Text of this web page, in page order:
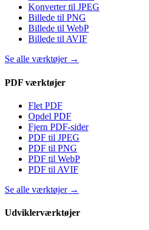
Konverter til JPEG
Billede til PNG
Billede til WebP
Billede til AVIF
Se alle værktøjer→
PDF værktøjer
Flet PDF
Opdel PDF
Fjern PDF-sider
PDF til JPEG
PDF til PNG
PDF til WebP
PDF til AVIF
Se alle værktøjer→
Udviklerværktøjer